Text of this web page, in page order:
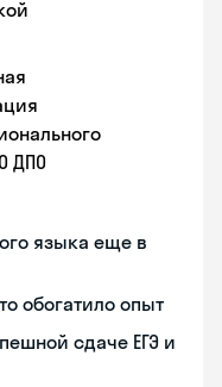
ДПО
языка еще в
обогатило опыт
сдаче ЕГЭ и